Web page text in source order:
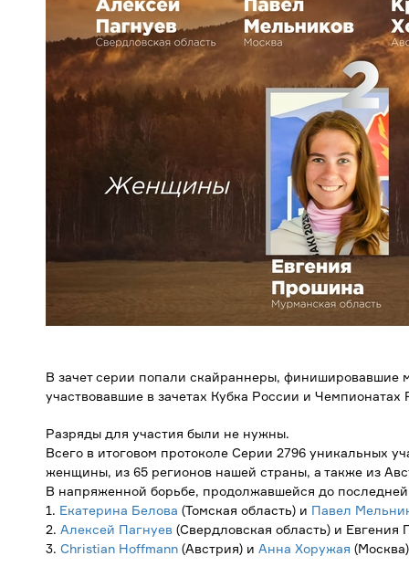
В зачет серии попали скайраннеры, финишировавшие
участвовавшие в зачетах Кубка России и Чемпионатах
Разряды для участия были не нужны.
Всего в итоговом протоколе Серии 2796 уникальных
женщины, из 65 регионов нашей страны, а также из
В напряженной борьбе, продолжавшейся до
1. Екатерина Белова (Томская область) и Павел
2. Алексей Пагнуев (Свердловская область) и
3. Christian Hoffmann (Австрия) и Анна Хоружая (Москва)